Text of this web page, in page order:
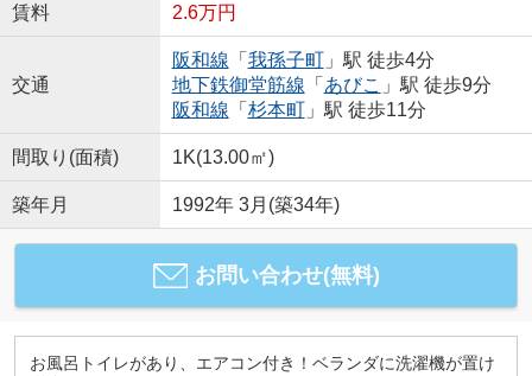
賃料 2.6万円
交通
阪和線 「 我孫子町」駅 徒歩4分
地下鉄御堂筋線 「 あびこ 」駅 徒歩9分
阪和線 「 杉本町」駅 徒歩11分
間取り(面積) 1K(13.00㎡)
築年月 1992年 3月(築34年)
お問い合わせ(無料)
お風呂トイレがあり、エアコン付き！ベランダに洗濯機が置け